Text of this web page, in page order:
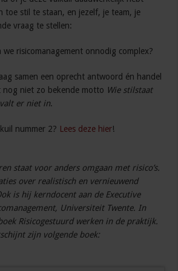
toe stil te staan, en jezelf, je team, je
vraag te stellen:
we risicomanagement onnodig complex?
samen een oprecht antwoord én handel
niet zo bekende motto Wie stilstaat
er niet in.
nummer 2? Lees deze hier!
staat voor anders omgaan met risico’s.
over realistisch en vernieuwend
is hij kerndocent aan de Executive
Universiteit Twente. In
Risicogestuurd werken in de praktijk.
zijn volgende boek: